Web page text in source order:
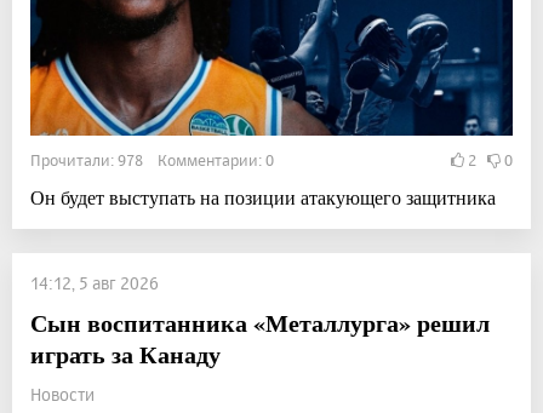
Прочитали: 978 Комментарии: 0 2 0
Он будет выступать на позиции атакующего защитника
14:12, 5 авг 2026
Сын воспитанника «Металлурга» решил
играть за Канаду
Новости